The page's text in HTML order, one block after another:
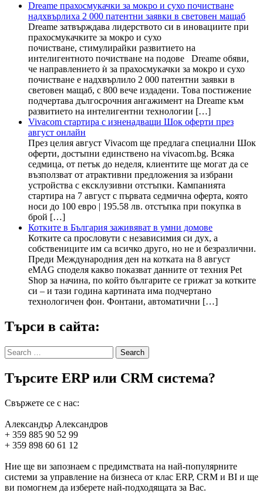
Dreame прахосмукачки за мокро и сухо почистване
надхвърлиха 2 000 патентни заявки в световен мащаб
Dreame затвърждава лидерството си в иновациите при
прахосмукачките за мокро и сухо
почистване, стимулирайки развитието на
интелигентното почистване на подове Dreame обяви,
че направлението ѝ за прахосмукачки за мокро и сухо
почистване е надхвърлило 2 000 патентни заявки в
световен мащаб, с 800 вече издадени. Това постижение
подчертава дългосрочния ангажимент на Dreame към
развитието на интелигентни технологии […]
Vivacom стартира с изненадващи Шок оферти през
август онлайн
През целия август Vivacom ще предлага специални Шок
оферти, достъпни единствено на vivacom.bg. Всяка
седмица, от петък до неделя, клиентите ще могат да се
възползват от атрактивни предложения за избрани
устройства с ексклузивни отстъпки. Кампанията
стартира на 7 август с първата седмична оферта, която
носи до 100 евро | 195.58 лв. отстъпка при покупка в
брой […]
Котките в България заживяват в умни домове
Котките са прословути с независимия си дух, а
собствениците им са всичко друго, но не и безразлични.
Преди Международния ден на котката на 8 август
eMAG споделя какво показват данните от техния Pet
Shop за начина, по който българите се грижат за котките
си – и тази година картината има подчертано
технологичен фон. Фонтани, автоматични […]
Търси в сайта:
Search
for:
Търсите ERP или CRM система?
Свържете се с нас:
Александър Александров
+ 359 885 90 52 99
+ 359 898 60 61 12
Ние ще ви запознаем с предимствата на най-популярните
системи за управление на бизнеса от клас ERP, CRM и BI и ще
ви помогнем да изберете най-подходящата за Вас.